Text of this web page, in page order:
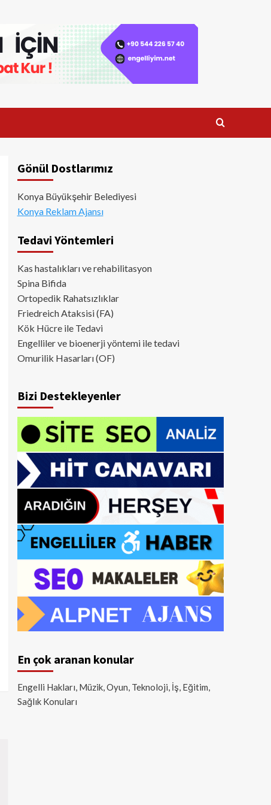
Gönül Dostlarımız
Konya Büyükşehir Belediyesi
Konya Reklam Ajansı
Tedavi Yöntemleri
Kas hastalıkları ve rehabilitasyon
Spina Bifida
Ortopedik Rahatsızlıklar
Friedreich Ataksisi (FA)
Kök Hücre ile Tedavi
Engelliler ve bioenerji yöntemi ile tedavi
Omurilik Hasarları (OF)
Bizi Destekleyenler
En çok aranan konular
Engelli Hakları, Müzik, Oyun, Teknoloji, İş, Eğitim,
Sağlık Konuları